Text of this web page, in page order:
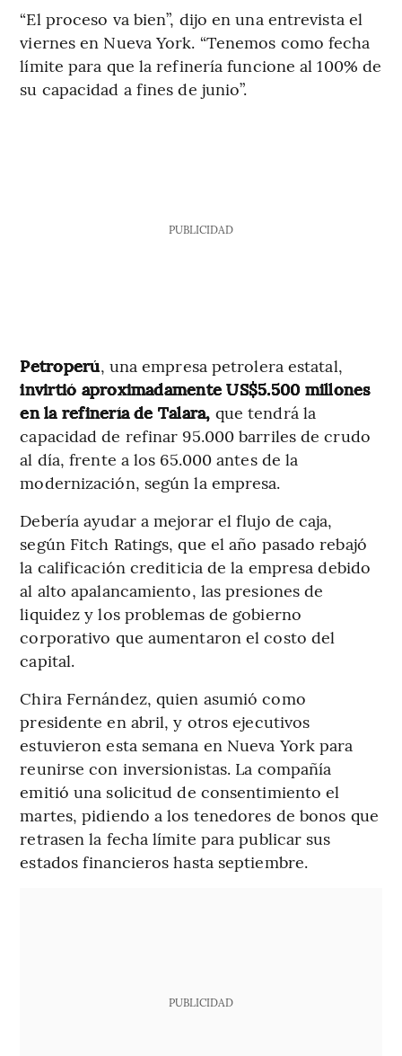
“El proceso va bien”, dijo en una entrevista el
viernes en Nueva York. “Tenemos como fecha
límite para que la refinería funcione al 100% de
su capacidad a fines de junio”.
PUBLICIDAD
Petroperú, una empresa petrolera estatal,
invirtió aproximadamente US$5.500 millones
en la refinería de Talara, que tendrá la
capacidad de refinar 95.000 barriles de crudo
al día, frente a los 65.000 antes de la
modernización, según la empresa.
Debería ayudar a mejorar el flujo de caja,
según Fitch Ratings, que el año pasado rebajó
la calificación crediticia de la empresa debido
al alto apalancamiento, las presiones de
liquidez y los problemas de gobierno
corporativo que aumentaron el costo del
capital.
Chira Fernández, quien asumió como
presidente en abril, y otros ejecutivos
estuvieron esta semana en Nueva York para
reunirse con inversionistas. La compañía
emitió una solicitud de consentimiento el
martes, pidiendo a los tenedores de bonos que
retrasen la fecha límite para publicar sus
estados financieros hasta septiembre.
PUBLICIDAD